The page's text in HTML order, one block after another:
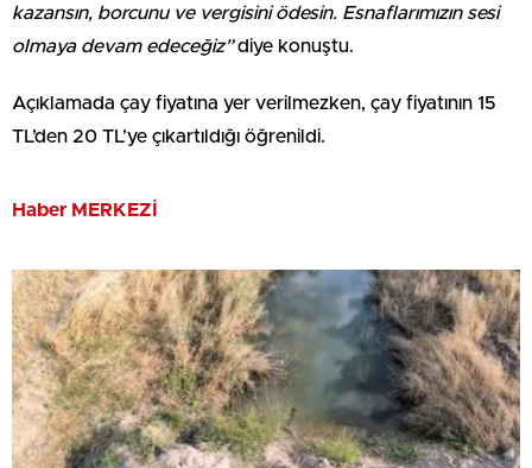
kazansın, borcunu ve vergisini ödesin. Esnaflarımızın sesi
olmaya devam edeceğiz”diye konuştu.
Açıklamada çay fiyatına yer verilmezken, çay fiyatının 15
TL’den 20 TL’ye çıkartıldığı öğrenildi.
Haber MERKEZİ